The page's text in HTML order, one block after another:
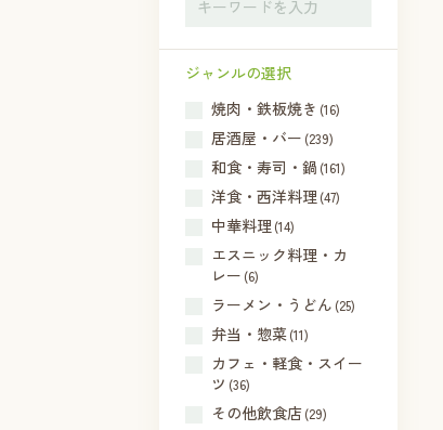
ジャンルの選択
焼肉・鉄板焼き (16)
居酒屋・バー (239)
和食・寿司・鍋 (161)
洋食・西洋料理 (47)
中華料理 (14)
エスニック料理・カ
レー (6)
ラーメン・うどん (25)
弁当・惣菜(11)
カフェ・軽食・スイー
ツ (36)
その他飲食店(29)